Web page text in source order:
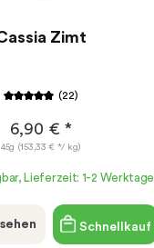
Zimt
(22)
6,90 € *
45g (153,33 € */ kg)
Lieferzeit: 1-2 Werktage
Schnellkauf